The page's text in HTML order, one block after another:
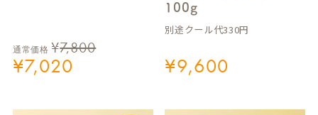
通常価格 ¥7,800
¥7,020
100g
別途クール代330円
¥9,600